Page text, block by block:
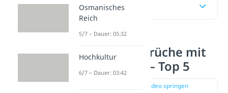
Inhaltsübersicht
Lateinische Sprüche mit
Übersetzung — Top 5
zur Stelle im Video springen
Osmanisches
Reich
5/7 – Dauer: 05:32
Hochkultur
6/7 – Dauer: 03:42